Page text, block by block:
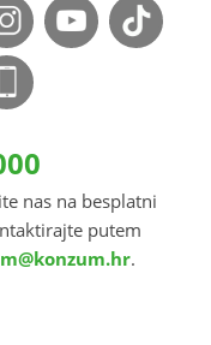
nas na besplatni
putem
.